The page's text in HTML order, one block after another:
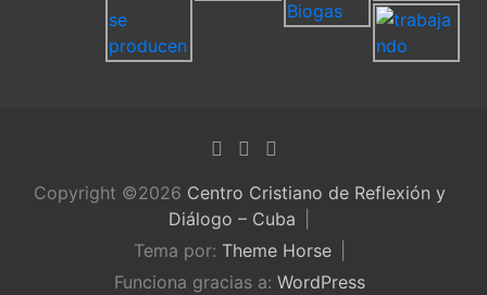
Copyright ©2026 Centro Cristiano de Reflexión y
Diálogo – Cuba
Tema por: Theme Horse
Funciona gracias a: WordPress